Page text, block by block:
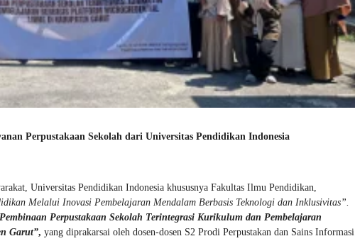
Perpustakaan Sekolah dari Universitas Pendidikan Indonesia
Universitas Pendidikan Indonesia khususnya Fakultas Ilmu Pendidikan,
Melalui Inovasi Pembelajaran Mendalam Berbasis Teknologi dan Inklusivitas”.
Perpustakaan Sekolah Terintegrasi Kurikulum dan Pembelajaran
Garut”, yang diprakarsai oleh dosen-dosen S2 Prodi Perpustakan dan Sains Informasi